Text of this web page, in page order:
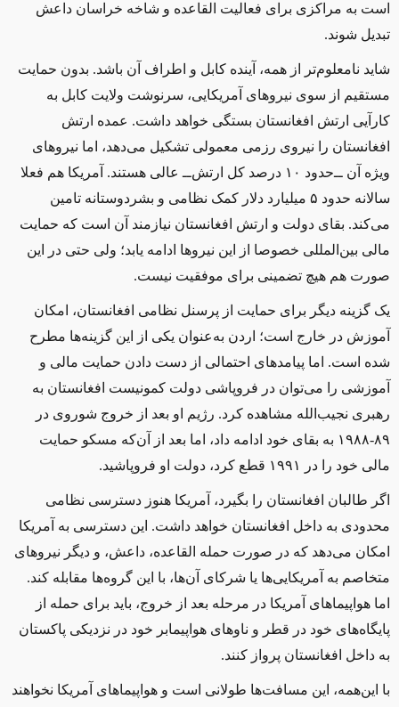
است به مراکزی برای فعالیت القاعده و شاخه خراسان داعش
تبدیل شوند.
شاید نامعلوم‌تر از همه، آینده کابل و اطراف آن باشد. بدون حمایت
مستقیم از سوی نیروهای آمریکایی، سرنوشت ولایت کابل به
کارآیی ارتش افغانستان بستگی خواهد داشت. عمده ارتش
افغانستان را نیروی رزمی معمولی تشکیل می‌دهد، اما نیروهای
ویژه آن ‌ــ‌حدود ۱۰ درصد کل ارتش‌ــ‌ عالی هستند. آمریکا هم فعلا
سالانه حدود ۵ میلیارد دلار کمک نظامی و بشردوستانه تامین
می‌کند. بقای دولت و ارتش افغانستان نیازمند آن است که حمایت
مالی بین‌المللی خصوصا از این نیروها ادامه یابد؛ ولی حتی در این
صورت هم هیچ تضمینی برای موفقیت نیست.
یک گزینه دیگر برای حمایت از پرسنل نظامی افغانستان، امکان
آموزش در خارج است؛ اردن به‌عنوان یکی از این گزینه‌ها مطرح
شده است. اما پیامدهای احتمالی از دست دادن حمایت مالی و
آموزشی را می‌توان در فروپاشی دولت کمونیست افغانستان به
رهبری نجیب‌الله مشاهده کرد. رژیم او بعد از خروج شوروی در
۸۹-۱۹۸۸ به بقای خود ادامه داد، اما بعد از آن‌که مسکو حمایت
مالی خود را در ۱۹۹۱ قطع کرد، دولت او فروپاشید.
اگر طالبان افغانستان را بگیرد، آمریکا هنوز دسترسی نظامی
‌محدود‌ی‌ به داخل افغانستان خواهد داشت. این دسترسی به آمریکا
امکان می‌دهد که در صورت حمله القاعده، داعش، و دیگر نیروهای
متخاصم به آمریکایی‌ها یا شرکای آن‌ها، با این گروه‌ها مقابله کند.
اما هواپیماهای آمریکا در مرحله بعد از خروج، باید برای حمله از
پایگاه‌های خود در قطر و ناوهای هواپیمابر خود در نزدیکی پاکستان
به داخل افغانستان پرواز کنند.
با این‌همه، این مسافت‌ها طولانی است و هواپیماهای آمریکا نخواهند